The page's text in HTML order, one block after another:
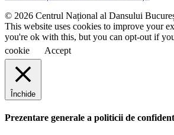
© 2026 Centrul Național al Dansului
This website uses cookies to improve your
you're ok with this, but you can opt-out if
cookie
Accept
Închide
Prezentare generale a politicii de